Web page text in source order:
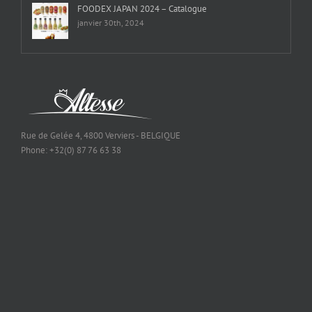
FOODEX JAPAN 2024 – Catalogue
janvier 30th, 2024
Rue de Gelée 4, 4800 Verviers - BELGIQUE
Phone: +32(0) 87 76 63 38